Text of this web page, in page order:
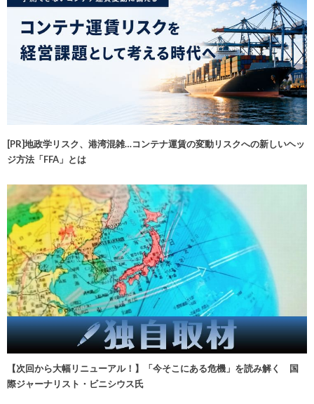
[PR]地政学リスク、港湾混雑…コンテナ運賃の変動リスクへの新しいヘッ
ジ方法「FFA」とは
【次回から大幅リニューアル！】「今そこにある危機」を読み解く 国
際ジャーナリスト・ビニシウス氏